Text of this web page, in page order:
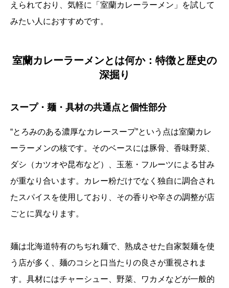
えられており、気軽に「室蘭カレーラーメン」を試して
みたい人におすすめです。
室蘭カレーラーメンとは何か：特徴と歴史の
深掘り
スープ・麺・具材の共通点と個性部分
“とろみのある濃厚なカレースープ”という点は室蘭カレ
ーラーメンの核です。そのベースには豚骨、香味野菜、
ダシ（カツオや昆布など）、玉葱・フルーツによる甘み
が重なり合います。カレー粉だけでなく独自に調合され
たスパイスを使用しており、その香りや辛さの調整が店
ごとに異なります。
麺は北海道特有のちぢれ麺で、熟成させた自家製麺を使
う店が多く、麺のコシと口当たりの良さが重視されま
す。具材にはチャーシュー、野菜、ワカメなどが一般的